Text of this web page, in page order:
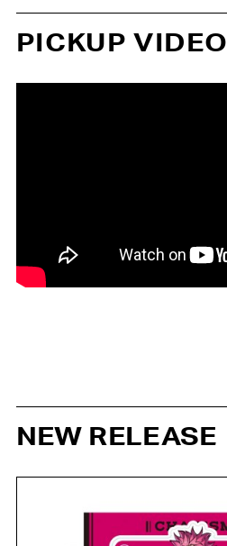
PICKUP VIDEO
NEW RELEASE